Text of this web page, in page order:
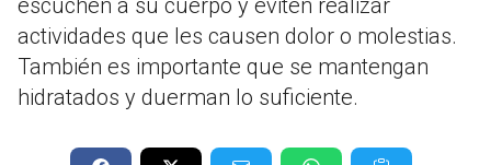
escuchen a su cuerpo y eviten realizar
actividades que les causen dolor o molestias.
También es importante que se mantengan
hidratados y duerman lo suficiente.